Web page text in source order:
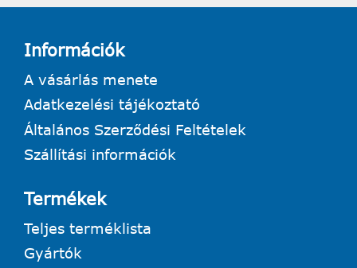
Információk
A vásárlás menete
Adatkezelési tájékoztató
Általános Szerződési Feltételek
Szállítási információk
Termékek
Teljes terméklista
Gyártók